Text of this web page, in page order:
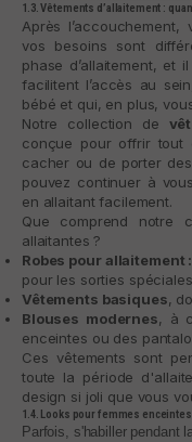
1.3. Vêtements d’allaitement :
Après
vos besoins sont
phase d’allaitement, et
facilitent l’accès au
bébé et qui, en plus,
Notre collection de
conçue pour offrir tout
cacher ou de porter
pouvez continuer à
en allaitant facilement.
Que comprend notre
allaitantes ?
Robes pour allaitement :
pour les sorties
Vêtements basiques,
Blouses modernes, à
enceintes ou des
Ces vêtements sont
toute la période
design si joli que vous
1.4. Looks pour femmes
Parfois, s'habiller pendant